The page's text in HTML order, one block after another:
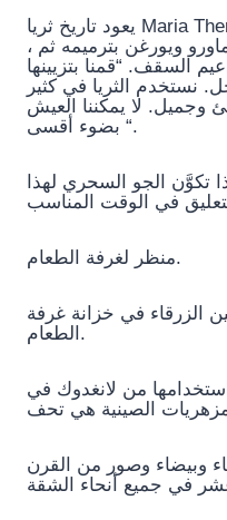
يعود تاريخ ثريا Maria Theresa الكبيرة ذات 25 مصباحًا
ويورغن بترميمه ثم ،
السقف. “قمنا بتزيينها
نستخدم الثريا في كثير
وجميل. لا يمكننا العيش
بضوء أقسى “.
تكوَّن الجو السحري لهذا
منظر لغرفة الطعام.
الزرقاء في خزانة غرفة
الطعام.
استخدامها من لانغدوك في
وبيضاء وصور من القرن